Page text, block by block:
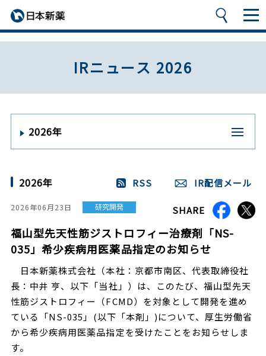
IRニュース 2026
2026年
2026年 RSS IR配信メール
2026年06月23日 研究開発 SHARE
福山型先天性筋ジストロフィー治療剤「NS-
035」希少疾病用医薬品指定のお知らせ
日本新薬株式会社（本社：京都市南区、代表取締役社
長：中井 亨、以下「当社」）は、このたび、福山型先天
性筋ジストロフィー（FCMD）を対象として開発を進め
ている「NS-035」(以下「本剤」)について、厚生労働省
から希少疾病用医薬品指定を受けたことをお知らせしま
す。